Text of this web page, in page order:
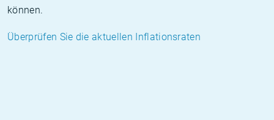
können.
Überprüfen Sie die aktuellen Inflationsraten